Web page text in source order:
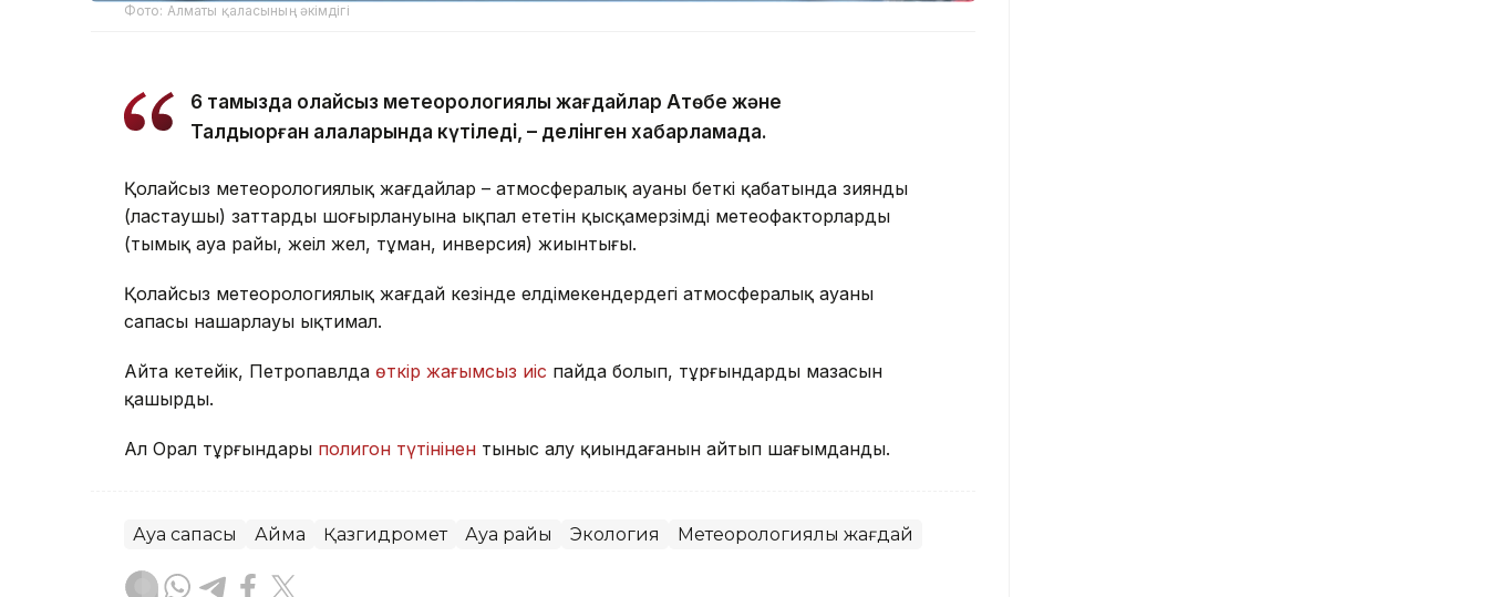
Фото: Алматы қаласының әкімдігі
6 тамызда қолайсыз метеорологиялық жағдайлар Ақтөбе және
Талдықорған қалаларында күтіледі, – делінген хабарламада.
Қолайсыз метеорологиялық жағдайлар – атмосфералық ауаның беткі қабатында зиянды
(ластаушы) заттардың шоғырлануына ықпал ететін қысқамерзімді метеофакторлардың
(тымық ауа райы, жеңіл жел, тұман, инверсия) жиынтығы.
Қолайсыз метеорологиялық жағдай кезінде елдімекендердегі атмосфералық ауаның
сапасы нашарлауы ықтимал.
Айта кетейік, Петропавлда өткір жағымсыз иіс пайда болып, тұрғындардың мазасын
қашырды.
Ал Орал тұрғындары полигон түтінінен тыныс алу қиындағанын айтып шағымданды.
Ауа сапасы Аймақ Қазгидромет Ауа райы Экология Метеорологиялық жағдай